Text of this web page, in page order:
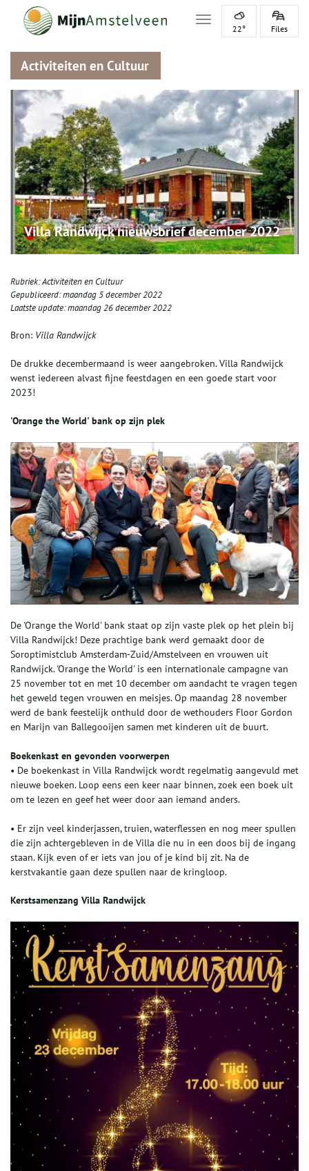
Toggle navigation
22° Files
Activiteiten en Cultuur
Villa Randwijck nieuwsbrief december 2022
Rubriek:Activiteiten en Cultuur
Gepubliceerd:maandag 5 december 2022
Laatste update:maandag 26 december 2022
Bron: Villa Randwijck
De drukke decembermaand is weer aangebroken. Villa Randwijck
wenst iedereen alvast fijne feestdagen en een goede start voor
2023!
'Orange the World' bank op zijn plek
De 'Orange the World' bank staat op zijn vaste plek op het plein bij
Villa Randwijck! Deze prachtige bank werd gemaakt door de
Soroptimistclub Amsterdam-Zuid/Amstelveen en vrouwen uit
Randwijck. 'Orange the World' is een internationale campagne van
25 november tot en met 10 december om aandacht te vragen tegen
het geweld tegen vrouwen en meisjes. Op maandag 28 november
werd de bank feestelijk onthuld door de wethouders Floor Gordon
en Marijn van Ballegooijen samen met kinderen uit de buurt.
Boekenkast en gevonden voorwerpen
• De boekenkast in Villa Randwijck wordt regelmatig aangevuld met
nieuwe boeken. Loop eens een keer naar binnen, zoek een boek uit
om te lezen en geef het weer door aan iemand anders.
• Er zijn veel kinderjassen, truien, waterflessen en nog meer spullen
die zijn achtergebleven in de Villa die nu in een doos bij de ingang
staan. Kijk even of er iets van jou of je kind bij zit. Na de
kerstvakantie gaan deze spullen naar de kringloop.
Kerstsamenzang Villa Randwijck